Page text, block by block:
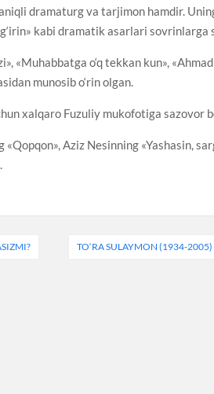
dramaturg va tarjimon hamdir.
kabi dramatik asarlari sovrinlarga
«Muhabbatga o‘q tekkan kun»,
munosib o‘rin olgan.
xalqaro Fuzuliy mukofotiga sazovor
Aziz Nesinning «Yashasin,
TO‘RA SULAYMON (1934-